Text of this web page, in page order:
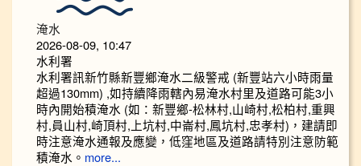
淹水
2026-08-09, 10:47
水利署
水利署訊新竹縣新豐鄉淹水二級警戒 (新豐站六小時雨量
超過130mm) ,如持續降雨轄內易淹水村里及道路可能3小
時內開始積淹水 (如：新豐鄉-松林村,山崎村,松柏村,重興
村,員山村,崎頂村,上坑村,中崙村,鳳坑村,忠孝村)，建請即
時注意淹水通報及應變，低窪地區及道路請特別注意防範
積淹水。 more...